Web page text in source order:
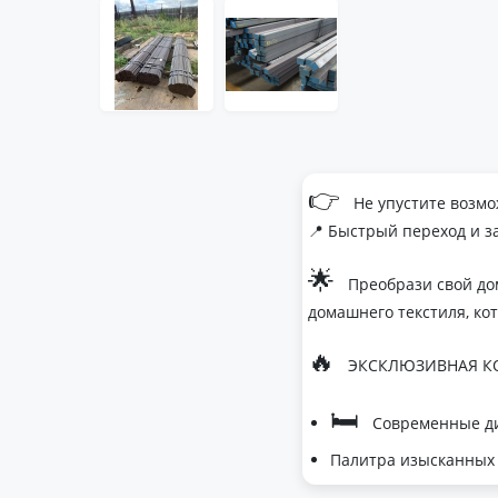
👉
Не упустите
📍 Быстрый переход и
🌟
Преобрази свой
домашнего текстиля,
🔥 ЭКСКЛЮЗИВНАЯ
🛏
Современные
Палитра изысканных